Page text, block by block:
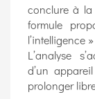
conclure à
formule
l’intelligence
L’analyse
d’un
prolonger